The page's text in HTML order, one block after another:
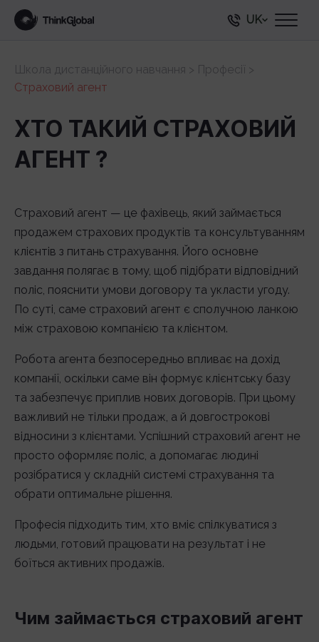
UK
Школа дистанційного навчання > Професії >
Страховий агент
ХТО ТАКИЙ СТРАХОВИЙ
АГЕНТ ?
Страховий агент — це фахівець, який займається
продажем страхових продуктів та консультуванням
клієнтів з питань страхування. Його основне
завдання полягає в тому, щоб підібрати відповідний
поліс, пояснити умови договору та укласти угоду.
По суті, саме страховий агент є сполучною ланкою
між страховою компанією та клієнтом.
Робота агента безпосередньо впливає на дохід
компанії, оскільки саме він формує клієнтську базу
та забезпечує приплив нових договорів. При цьому
важливий не тільки продаж, а й довгострокові
відносини з клієнтами. Успішний страховий агент не
просто оформляє поліс, а допомагає людині
розібратися у складній системі страхування та
обрати оптимальне рішення.
Професія підходить тим, хто вміє спілкуватися з
людьми, готовий працювати на результат і не
боїться активних продажів.
Чим займається страховий агент